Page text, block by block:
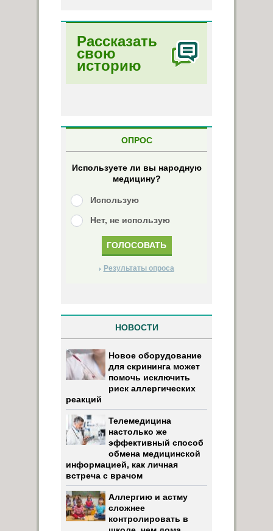
Рассказать
свою
историю
ОПРОС
Используете ли вы народную
медицину?
Использую
Нет, не использую
Результаты опроса
НОВОСТИ
Новое оборудование
для скрининга может
помочь исключить
риск аллергических
реакций
Телемедицина
настолько же
эффективный способ
обмена медицинской
информацией, как личная
встреча с врачом
Аллергию и астму
сложнее
контролировать в